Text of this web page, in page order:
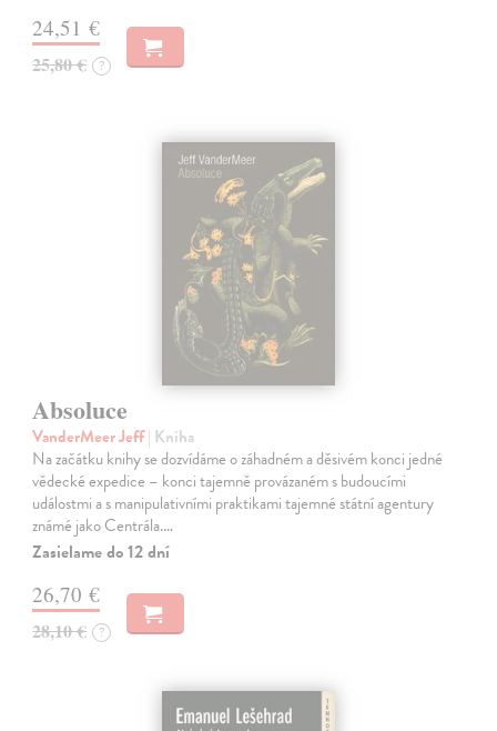
24,51 €
25,80 € ?
Absoluce
VanderMeer Jeff| Kniha
Na začátku knihy se dozvídáme o záhadném a děsivém konci jedné
vědecké expedice – konci tajemně provázaném s budoucími
událostmi a s manipulativními praktikami tajemné státní agentury
známé jako Centrála.…
Zasielame do 12 dní
26,70 €
28,10 € ?